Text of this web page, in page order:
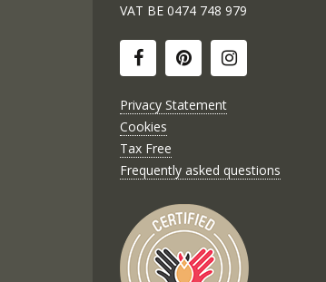
VAT BE 0474 748 979
Privacy Statement
Cookies
Tax Free
Frequently asked questions